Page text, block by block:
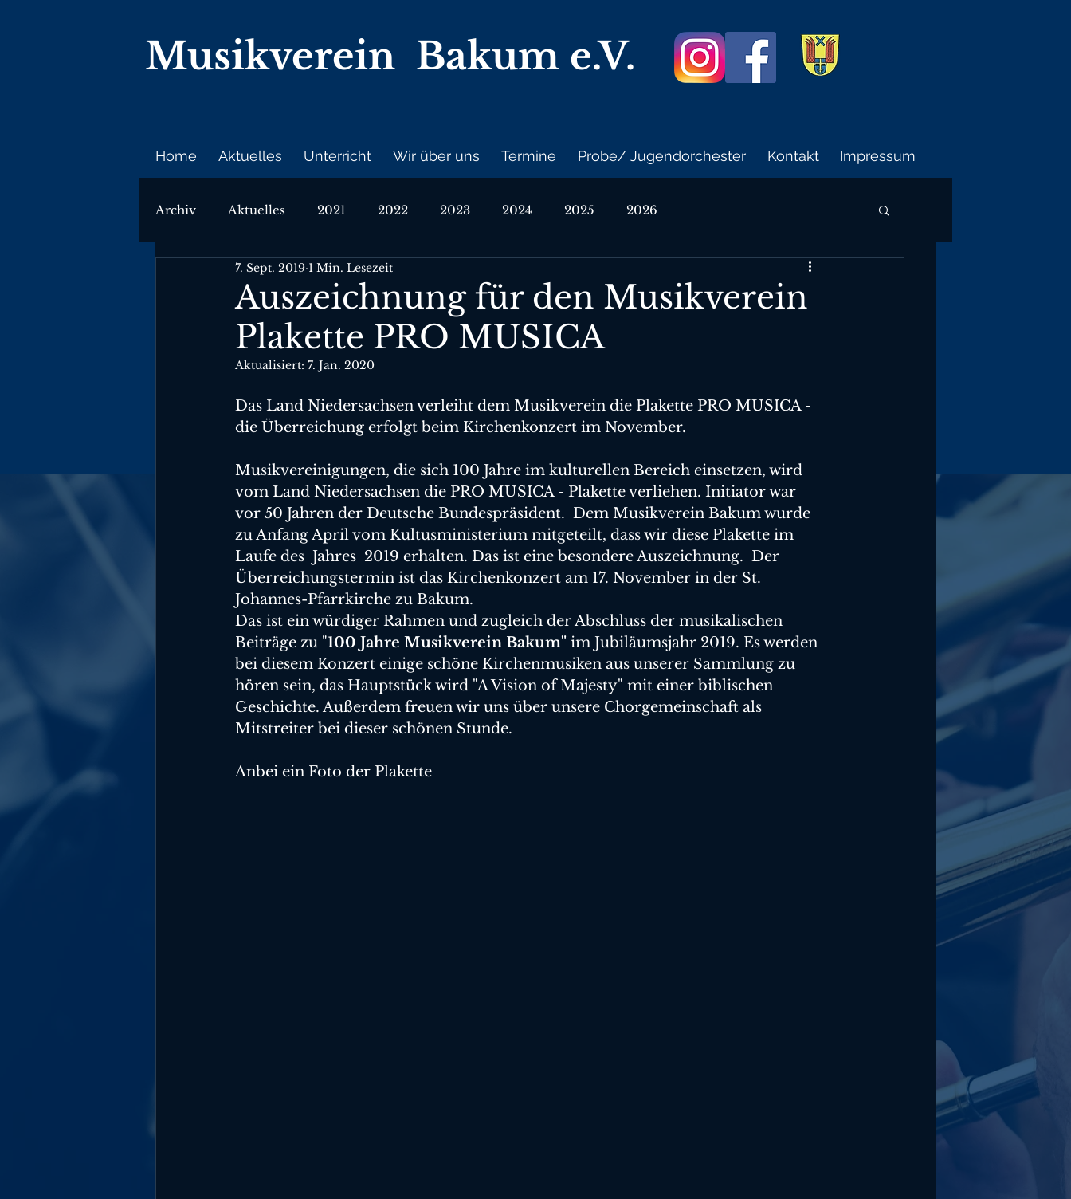
Musikverein Bakum e.V.
Home Aktuelles Unterricht Wir über uns Termine Probe/ Jugendorchester Kontakt Impressum
Archiv Aktuelles 2021 2022 2023 2024 2025 2026
Auszeichnung für den Musikverein
Plakette PRO MUSICA
7. Sept. 2019 1 Min. Lesezeit
Aktualisiert: 7. Jan. 2020
Das Land Niedersachsen verleiht dem Musikverein die Plakette PRO MUSICA -
die Überreichung erfolgt beim Kirchenkonzert im November.
Musikvereinigungen, die sich 100 Jahre im kulturellen Bereich einsetzen, wird
vom Land Niedersachsen die PRO MUSICA - Plakette verliehen. Initiator war
vor 50 Jahren der Deutsche Bundespräsident.  Dem Musikverein Bakum wurde
zu Anfang April vom Kultusministerium mitgeteilt, dass wir diese Plakette im
Laufe des  Jahres  2019 erhalten. Das ist eine besondere Auszeichnung.  Der
Überreichungstermin ist das Kirchenkonzert am 17. November in der St.
Johannes-Pfarrkirche zu Bakum.
Das ist ein würdiger Rahmen und zugleich der Abschluss der musikalischen
Beiträge zu "100 Jahre Musikverein Bakum" im Jubiläumsjahr 2019. Es werden
bei diesem Konzert einige schöne Kirchenmusiken aus unserer Sammlung zu
hören sein, das Hauptstück wird "A Vision of Majesty" mit einer biblischen
Geschichte. Außerdem freuen wir uns über unsere Chorgemeinschaft als
Mitstreiter bei dieser schönen Stunde.
Anbei ein Foto der Plakette